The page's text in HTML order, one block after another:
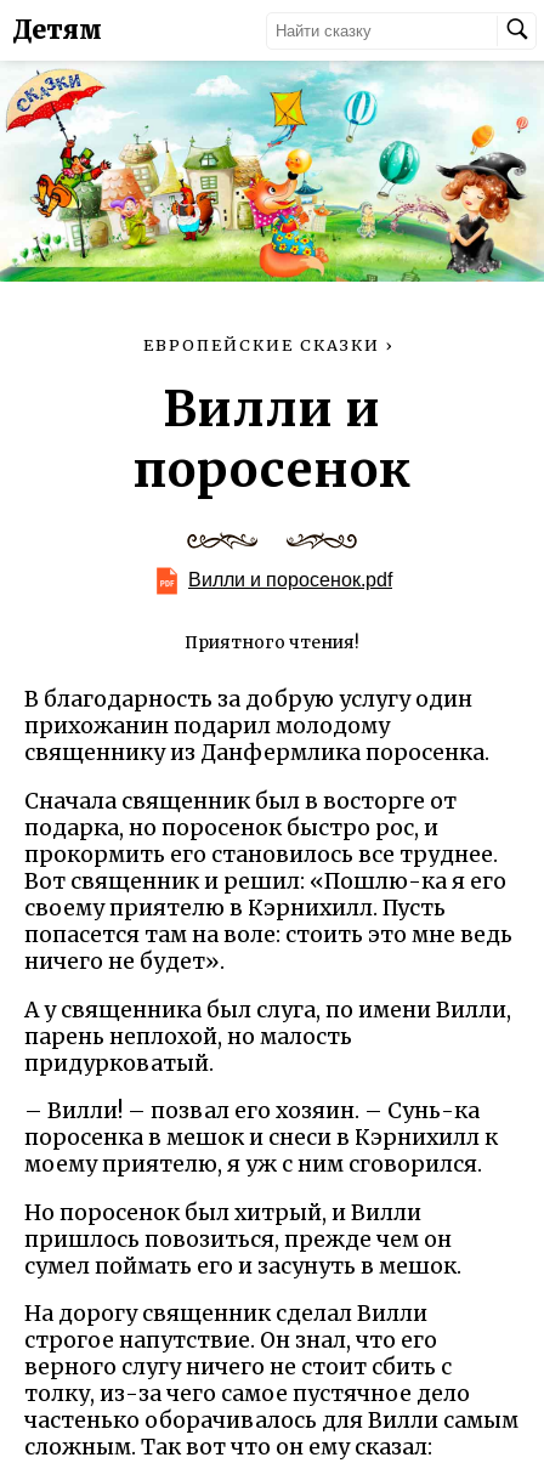
Детям
ЕВРОПЕЙСКИЕ СКАЗКИ ›
Вилли и
поросенок
Вилли и поросенок.pdf
Приятного чтения!
В благодарность за добрую услугу один
прихожанин подарил молодому
священнику из Данфермлика поросенка.
Сначала священник был в восторге от
подарка, но поросенок быстро рос, и
прокормить его становилось все труднее.
Вот священник и решил: «Пошлю-ка я его
своему приятелю в Кэрнихилл. Пусть
попасется там на воле: стоить это мне ведь
ничего не будет».
А у священника был слуга, по имени Вилли,
парень неплохой, но малость
придурковатый.
– Вилли! – позвал его хозяин. – Сунь-ка
поросенка в мешок и снеси в Кэрнихилл к
моему приятелю, я уж с ним сговорился.
Но поросенок был хитрый, и Вилли
пришлось повозиться, прежде чем он
сумел поймать его и засунуть в мешок.
На дорогу священник сделал Вилли
строгое напутствие. Он знал, что его
верного слугу ничего не стоит сбить с
толку, из-за чего самое пустячное дело
частенько оборачивалось для Вилли самым
сложным. Так вот что он ему сказал: